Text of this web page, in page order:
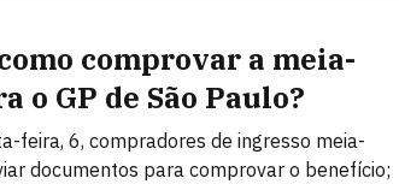
comprovar a meia-
o GP de São Paulo?
feira, 6, compradores de ingresso meia-
documentos para comprovar o benefício;